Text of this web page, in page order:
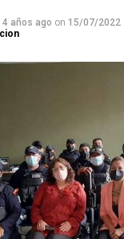
4 años ago on 15/07/2022